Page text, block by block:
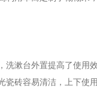
洗漱台外置提高了使用
瓷砖容易清洁，上下使